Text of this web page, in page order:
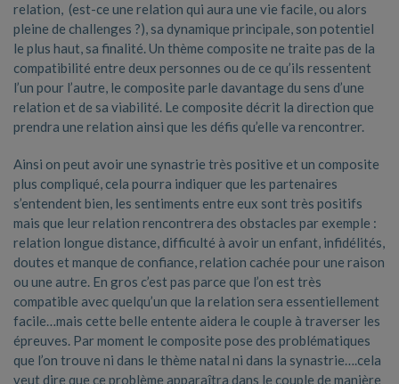
relation, (est-ce une relation qui aura une vie facile, ou alors
pleine de challenges ?), sa dynamique principale, son potentiel
le plus haut, sa finalité. Un thème composite ne traite pas de la
compatibilité entre deux personnes ou de ce qu’ils ressentent
l’un pour l’autre, le composite parle davantage du sens d’une
relation et de sa viabilité. Le composite décrit la direction que
prendra une relation ainsi que les défis qu’elle va rencontrer.
Ainsi on peut avoir une synastrie très positive et un composite
plus compliqué, cela pourra indiquer que les partenaires
s’entendent bien, les sentiments entre eux sont très positifs
mais que leur relation rencontrera des obstacles par exemple :
relation longue distance, difficulté à avoir un enfant, infidélités,
doutes et manque de confiance, relation cachée pour une raison
ou une autre. En gros c’est pas parce que l’on est très
compatible avec quelqu’un que la relation sera essentiellement
facile…mais cette belle entente aidera le couple à traverser les
épreuves. Par moment le composite pose des problématiques
que l’on trouve ni dans le thème natal ni dans la synastrie….cela
veut dire que ce problème apparaîtra dans le couple de manière